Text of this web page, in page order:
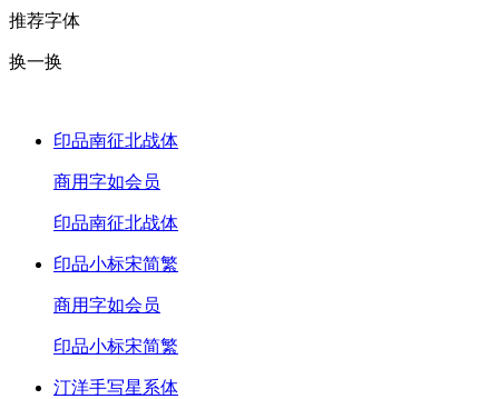
推荐字体
换一换
印品南征北战体
商用字如会员
印品南征北战体
印品小标宋简繁
商用字如会员
印品小标宋简繁
汀洋手写星系体